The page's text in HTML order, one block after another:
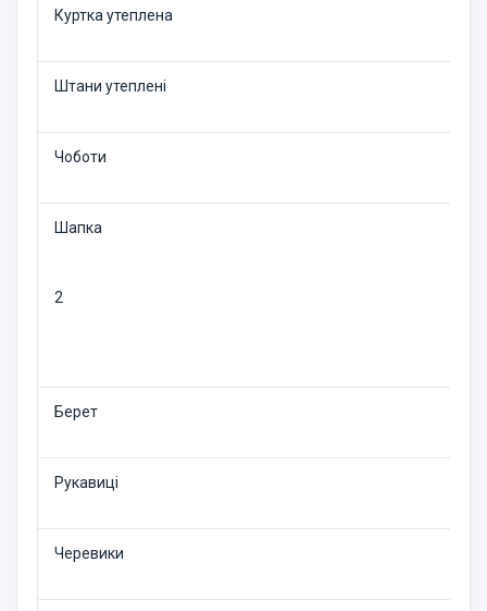
Куртка утеплена
Штани утеплені
Чоботи
Шапка
2
Берет
Рукавиці
Черевики